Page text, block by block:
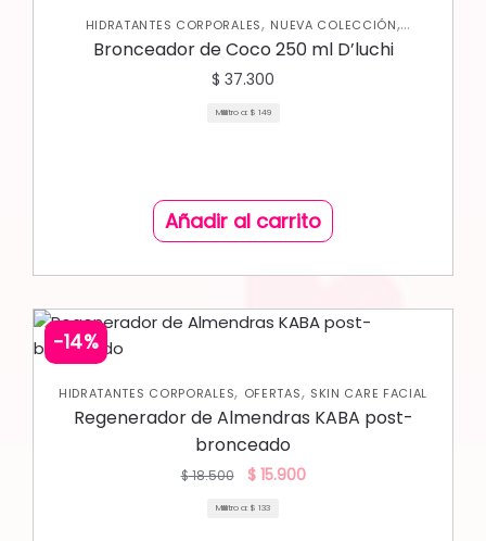
HIDRATANTES CORPORALES, NUEVA COLECCIÓN,
PROTECTOR SOLAR, SKIN CARE CORPORAL
Bronceador de Coco 250 ml D’luchi
$ 37.300
Mililitro a: $ 149
Añadir al carrito
-14%
HIDRATANTES CORPORALES, OFERTAS, SKIN CARE FACIAL
Regenerador de Almendras KABA post-
bronceado
$18.500 $15.900
Mililitro a: $ 133